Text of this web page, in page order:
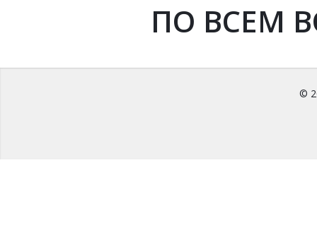
ПО ВСЕМ
©